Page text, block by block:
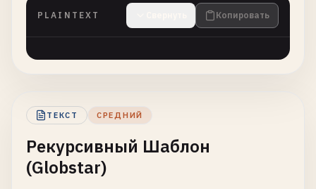
PLAINTEXT Копировать
ТЕКСТ СРЕДНИЙ
Рекурсивный Шаблон
(Globstar)